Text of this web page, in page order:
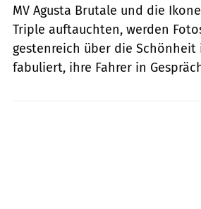
MV Agusta Brutale und die
Triple auftauchten, werden
gestenreich über die Schönheit
fabuliert, ihre Fahrer in